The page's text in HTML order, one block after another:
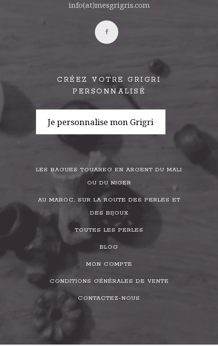
info(at)mesgrigris.com
CRÉEZ VOTRE GRIGRI
PERSONNALISÉ
Je personnalise mon Grigri
LES BAGUES TOUAREG EN ARGENT DU MALI
OU DU NIGER
AU MAROC, SUR LA ROUTE DES PERLES ET
DES BIJOUX
TOUTES LES PERLES
BLOG
MON COMPTE
CONDITIONS GÉNÉRALES DE VENTE
CONTACTEZ-NOUS